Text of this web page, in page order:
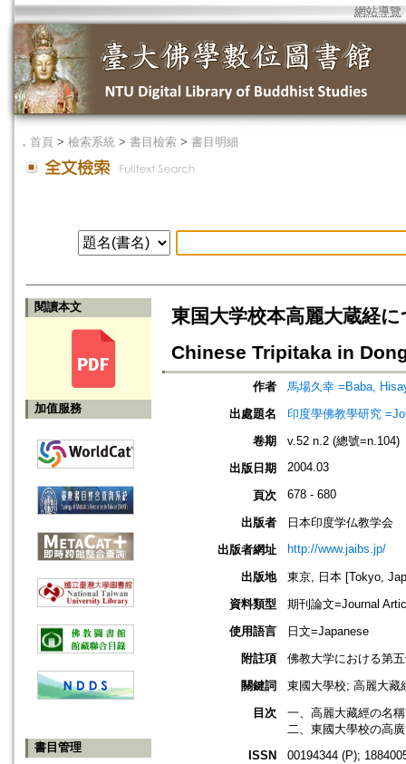
網站導覽
． 首頁 > 檢索系統 > 書目檢索 > 書目明細
閱讀本文
加值服務
書目管理
東国大学校本高麗大蔵経
Chinese Tripitaka in
作者
馬場久幸 =Baba,
出處題名
印度學佛教學研究
卷期
v.52 n.2 (總號=n.104)
出版日期
2004.03
頁次 678 - 680
出版者
日本印度学仏教学会
出版者網址
http://www.jaibs.jp/
出版地
東京, 日本 [Tokyo,
資料類型
期刊論文=Journal
使用語言
日文=Japanese
附註項
佛教大学における第
關鍵詞
東國大學校; 高麗大藏
目次
一、高麗大藏經の名
二、東國大學校の高
ISSN
00194344 (P);